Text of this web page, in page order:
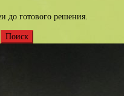
до готового решения.